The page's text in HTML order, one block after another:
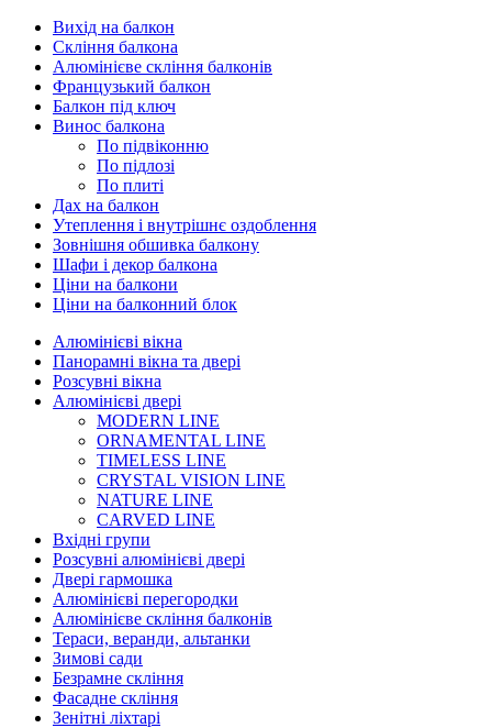
Вихід на балкон
Скління балкона
Алюмінієве скління балконів
Французький балкон
Балкон під ключ
Винос балкона
По підвіконню
По підлозі
По плиті
Дах на балкон
Утеплення і внутрішнє оздоблення
Зовнішня обшивка балкону
Шафи і декор балкона
Ціни на балкони
Ціни на балконний блок
Алюмінієві вікна
Панорамні вікна та двері
Розсувні вікна
Алюмінієві двері
MODERN LINE
ORNAMENTAL LINE
TIMELESS LINE
CRYSTAL VISION LINE
NATURE LINE
CARVED LINE
Вхідні групи
Розсувні алюмінієві двері
Двері гармошка
Алюмінієві перегородки
Алюмінієве скління балконів
Тераси, веранди, альтанки
Зимові сади
Безрамне скління
Фасадне скління
Зенітні ліхтарі